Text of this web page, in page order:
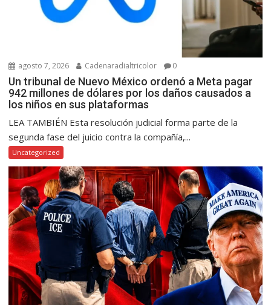
agosto 7, 2026 Cadenaradialtricolor 0
Un tribunal de Nuevo México ordenó a Meta pagar
942 millones de dólares por los daños causados a
los niños en sus plataformas
LEA TAMBIÉN Esta resolución judicial forma parte de la
segunda fase del juicio contra la compañía,...
Uncategorized